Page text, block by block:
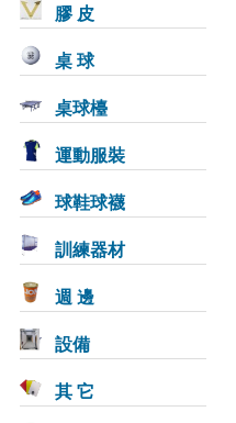
膠 皮
桌 球
桌球檯
運動服裝
球鞋球襪
訓練器材
週 邊
設備
其 它